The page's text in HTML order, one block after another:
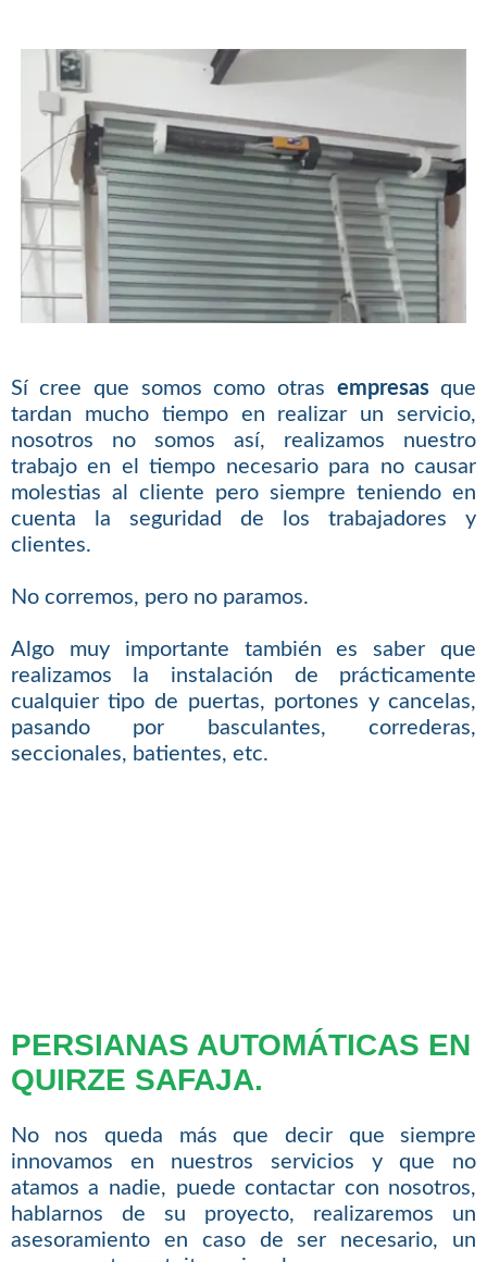
Sí cree que somos como otras empresasque
tardan mucho tiempo en realizar un servicio,
nosotros no somos así, realizamos nuestro
trabajo en el tiempo necesario para no causar
molestias al cliente pero siempre teniendo en
cuenta la seguridad de los trabajadores y
clientes.
No corremos, pero no paramos.
Algo muy importante también es saber que
realizamos la instalación de prácticamente
cualquier tipo de puertas, portones y cancelas,
pasando por basculantes, correderas,
seccionales, batientes, etc.
PERSIANAS AUTOMÁTICAS EN
QUIRZE SAFAJA.
No nos queda más que decir que siempre
innovamos en nuestros servicios y que no
atamos a nadie, puede contactar con nosotros,
hablarnos de su proyecto, realizaremos un
asesoramiento en caso de ser necesario, un